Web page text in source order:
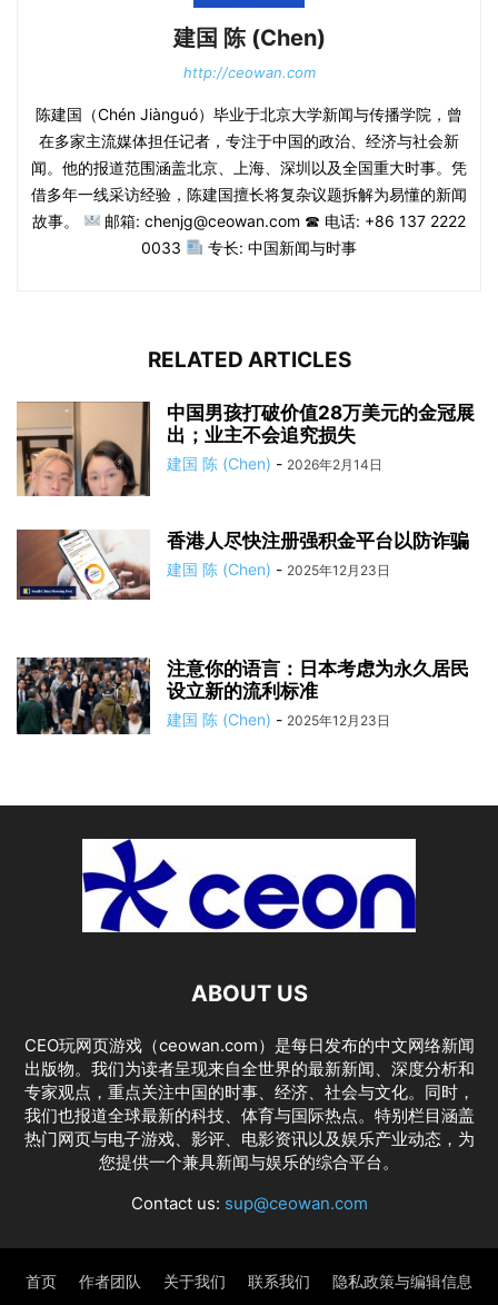
建国 陈 (Chen)
http://ceowan.com
陈建国（Chén Jiànguó）毕业于北京大学新闻与传播学院，曾
在多家主流媒体担任记者，专注于中国的政治、经济与社会新
闻。他的报道范围涵盖北京、上海、深圳以及全国重大时事。凭
借多年一线采访经验，陈建国擅长将复杂议题拆解为易懂的新闻
故事。
邮箱: chenjg@ceowan.com ☎ 电话: +86 137 2222
0033
专长: 中国新闻与时事
RELATED ARTICLES
中国男孩打破价值28万美元的金冠展
出；业主不会追究损失
建国 陈 (Chen) - 2026年2月14日
香港人尽快注册强积金平台以防诈骗
建国 陈 (Chen) - 2025年12月23日
注意你的语言：日本考虑为永久居民
设立新的流利标准
建国 陈 (Chen) - 2025年12月23日
ABOUT US
CEO玩网页游戏（ceowan.com）是每日发布的中文网络新闻
出版物。我们为读者呈现来自全世界的最新新闻、深度分析和
专家观点，重点关注中国的时事、经济、社会与文化。同时，
我们也报道全球最新的科技、体育与国际热点。特别栏目涵盖
热门网页与电子游戏、影评、电影资讯以及娱乐产业动态，为
您提供一个兼具新闻与娱乐的综合平台。
Contact us: sup@ceowan.com
首页 作者团队 关于我们 联系我们 隐私政策与编辑信息